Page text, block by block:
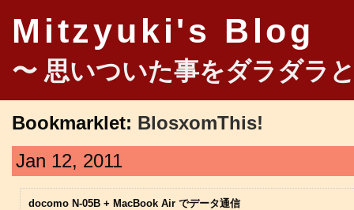
Mitzyuki's Blog
〜 思いついた事をダラダラ
Bookmarklet: BlosxomThis!
Jan 12, 2011
docomo N-05B + MacBook Air でデータ通信